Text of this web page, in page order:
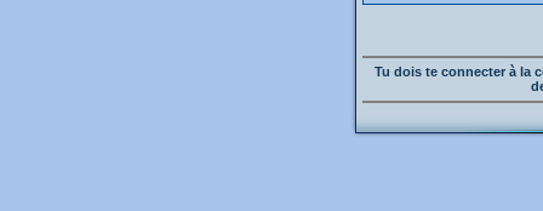
Tu dois te connecter à la